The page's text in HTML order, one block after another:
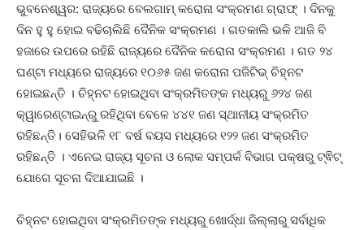
ଭୁବନେଶ୍ୱର: ରାଜ୍ୟରେ ବେଲଗାମ୍‌ କରୋନା ସଂକ୍ରମଣ ଗ୍ରାଫ୍ । ଦିନକୁ
ଦିନ ହୁ ହୁ ହୋଇ ବଢିଚାଲିଛି ଦୈନିକ ସଂକ୍ରମଣ । ଗତକାଲି ଭଳି ଆଜି ବି
ହଜାରେ ଉପରେ ରହିଛି ରାଜ୍ୟରେ ଦୈନିକ କରୋନା ସଂକ୍ରମଣ । ଗତ ୨୪
ଘଣ୍ଟା ମଧ୍ୟରେ ରାଜ୍ୟରେ ୧୦୬୫ ଜଣ କରୋନା ପଜିଟିଭ୍ ଚିହ୍ନଟ
ହୋଇଛନ୍ତି । ଚିହ୍ନଟ ହୋଇଥିବା ସଂକ୍ରମିତଙ୍କ ମଧ୍ୟରୁ ୬୨୪ ଜଣ
କ୍ୱାରେଣ୍ଟାଇନ୍‌ରୁ ରହିଥିବା ବେଳେ ୪୪୧ ଜଣ ସ୍ଥାନୀୟ ସଂକ୍ରମିତ
ରହିଛନ୍ତି। ସେହିଭଳି ୧୮ ବର୍ଷ ବୟସ ମଧ୍ୟରେ ୧୨୨ ଜଣ ସଂକ୍ରମିତ
ରହିଛନ୍ତି । ଏନେଇ ରାଜ୍ୟ ସୂଚନା ଓ ଲୋକ ସମ୍ପର୍କ ବିଭାଗ ପକ୍ଷରୁ ଟ୍ଵିଟ୍
ଯୋଗେ ସୂଚନା ଦିଆଯାଇଛି ।
ଚିହ୍ନଟ ହୋଇଥିବା ସଂକ୍ରମିତଙ୍କ ମଧ୍ୟରୁ ଖୋର୍ଦ୍ଧା ଜିଲ୍ଲାରୁ ସର୍ବାଧିକ